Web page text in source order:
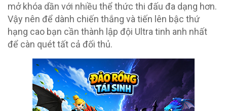
mở khóa dần với nhiều thể thức thi đấu đa dạng hơn.
Vậy nên để dành chiến thắng và tiến lên bậc thứ
hạng cao bạn cần thành lập đội Ultra tinh anh nhất
để càn quét tất cả đối thủ.